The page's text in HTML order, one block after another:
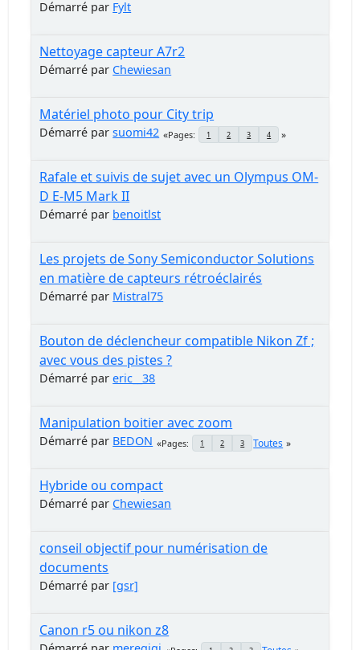
Démarré par Fylt
Nettoyage capteur A7r2
Démarré par Chewiesan
Matériel photo pour City trip
Démarré parsuomi42 Pages 1 2 3 4
Rafale et suivis de sujet avec un Olympus OM-
D E-M5 Mark II
Démarré par benoitlst
Les projets de Sony Semiconductor Solutions
en matière de capteurs rétroéclairés
Démarré par Mistral75
Bouton de déclencheur compatible Nikon Zf ;
avec vous des pistes ?
Démarré pareric__38
Manipulation boitier avec zoom
Démarré par BEDON Pages 1 2 3 Toutes
Hybride ou compact
Démarré par Chewiesan
conseil objectif pour numérisation de
documents
Démarré par [gsr]
Canon r5 ou nikon z8